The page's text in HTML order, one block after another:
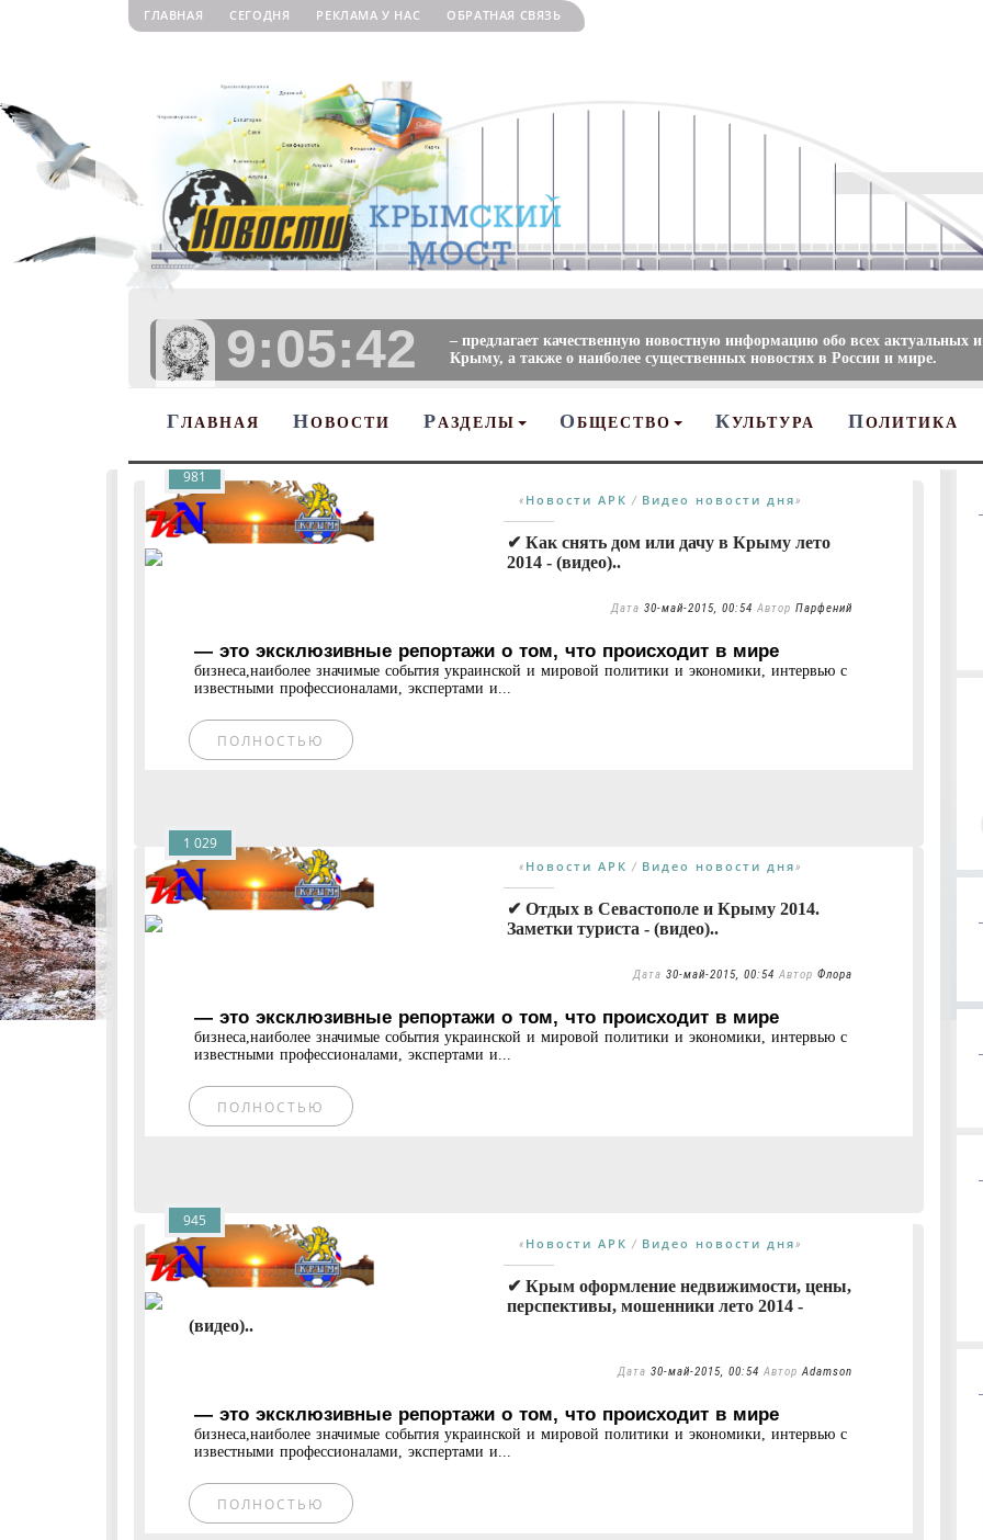
ГЛАВНАЯ СЕГОДНЯ РЕКЛАМА У НАС ОБРАТНАЯ СВЯЗЬ
9:05:43
– предлагает качественную новостную информацию обо всех актуальных
Крыму, а также о наиболее существенных новостях в России и мире.
ГЛАВНАЯ НОВОСТИ Р АЗДЕЛЫ О БЩЕСТВО КУЛЬТУРА ПОЛИТИКА
« Новости АРК / Видео новости дня»
✔ Как снять дом или дачу в Крыму лето
2014 - (видео)..
Дата 30-май-2015, 00:54 Автор Парфений
— это эксклюзивные репортажи о том, что происходит в мире
бизнеса,наиболее значимые события украинской и мировой политики и экономики, интервью с
известными профессионалами, экспертами и...
ПОЛНОСТЬЮ
981
« Новости АРК / Видео новости дня»
✔ Отдых в Севастополе и Крыму 2014.
Заметки туриста - (видео)..
Дата 30-май-2015, 00:54 Автор Флора
— это эксклюзивные репортажи о том, что происходит в мире
бизнеса,наиболее значимые события украинской и мировой политики и экономики, интервью с
известными профессионалами, экспертами и...
ПОЛНОСТЬЮ
1 029
« Новости АРК / Видео новости дня»
✔ Крым оформление недвижимости, цены,
перспективы, мошенники лето 2014 -
(видео)..
Дата 30-май-2015, 00:54 АвторAdamson
— это эксклюзивные репортажи о том, что происходит в мире
бизнеса,наиболее значимые события украинской и мировой политики и экономики, интервью с
известными профессионалами, экспертами и...
ПОЛНОСТЬЮ
945